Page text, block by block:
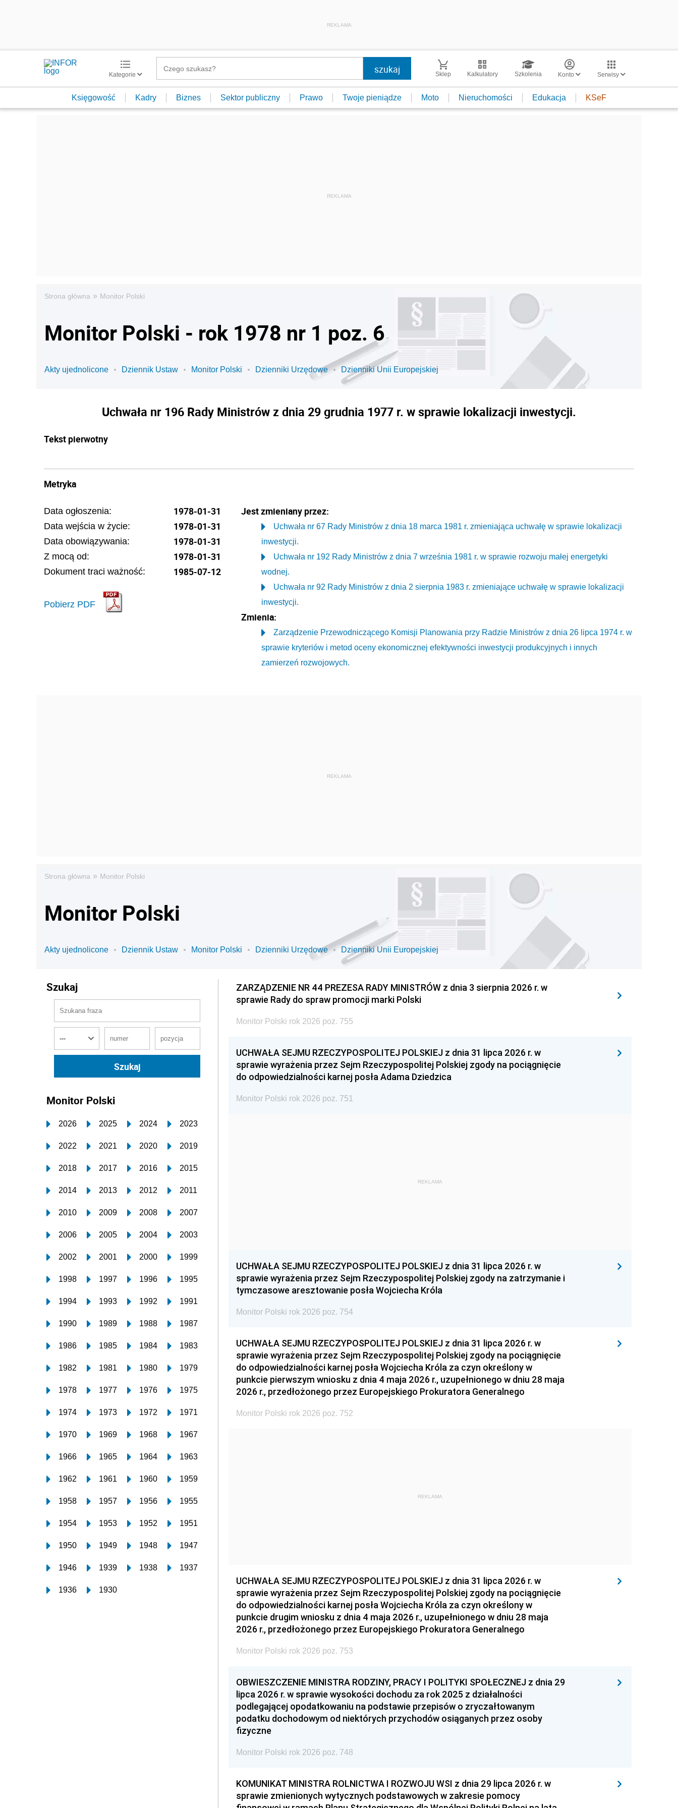
REKLAMA
Kategorie Sklep Kalkulatory Szkolenia Konto Serwisy
Księgowość Kadry Biznes Sektor publiczny Prawo Twoje pieniądze Moto Nieruchomości Edukacja KSeF
Strona główna » Monitor Polski
Monitor Polski - rok 1978 nr 1 poz. 6
Akty ujednolicone Dziennik Ustaw Monitor Polski Dzienniki Urzędowe Dzienniki Unii Europejskiej
Uchwała nr 196 Rady Ministrów z dnia 29 grudnia 1977 r. w sprawie lokalizacji inwestycji.
Tekst pierwotny
Metryka
Data ogłoszenia: 1978-01-31
Data wejścia w życie: 1978-01-31
Data obowiązywania: 1978-01-31
Z mocą od: 1978-01-31
Dokument traci ważność: 1985-07-12
Pobierz PDF
Jest zmieniany przez:
Uchwała nr 67 Rady Ministrów z dnia 18 marca 1981 r. zmieniająca uchwałę w sprawie lokalizacji
inwestycji.
Uchwała nr 192 Rady Ministrów z dnia 7 września 1981 r. w sprawie rozwoju małej energetyki
wodnej.
Uchwała nr 92 Rady Ministrów z dnia 2 sierpnia 1983 r. zmieniające uchwałę w sprawie lokalizacji
inwestycji.
Zmienia:
Zarządzenie Przewodniczącego Komisji Planowania przy Radzie Ministrów z dnia 26 lipca 1974 r. w
sprawie kryteriów i metod oceny ekonomicznej efektywności inwestycji produkcyjnych i innych
zamierzeń rozwojowych.
Strona główna » Monitor Polski
Monitor Polski
Akty ujednolicone Dziennik Ustaw Monitor Polski Dzienniki Urzędowe Dzienniki Unii Europejskiej
Szukaj
Monitor Polski
2026 2025 2024 2023
2022 2021 2020 2019
2018 2017 2016 2015
2014 2013 2012 2011
2010 2009 2008 2007
2006 2005 2004 2003
2002 2001 2000 1999
1998 1997 1996 1995
1994 1993 1992 1991
1990 1989 1988 1987
1986 1985 1984 1983
1982 1981 1980 1979
1978 1977 1976 1975
1974 1973 1972 1971
1970 1969 1968 1967
1966 1965 1964 1963
1962 1961 1960 1959
1958 1957 1956 1955
1954 1953 1952 1951
1950 1949 1948 1947
1946 1939 1938 1937
1936 1930
ZARZĄDZENIE NR 44 PREZESA RADY MINISTRÓW z dnia 3 sierpnia 2026 r. w
sprawie Rady do spraw promocji marki Polski
Monitor Polski rok 2026 poz. 755
UCHWAŁA SEJMU RZECZYPOSPOLITEJ POLSKIEJ z dnia 31 lipca 2026 r. w
sprawie wyrażenia przez Sejm Rzeczypospolitej Polskiej zgody na pociągnięcie
do odpowiedzialności karnej posła Adama Dziedzica
Monitor Polski rok 2026 poz. 751
REKLAMA
UCHWAŁA SEJMU RZECZYPOSPOLITEJ POLSKIEJ z dnia 31 lipca 2026 r. w
sprawie wyrażenia przez Sejm Rzeczypospolitej Polskiej zgody na zatrzymanie i
tymczasowe aresztowanie posła Wojciecha Króla
Monitor Polski rok 2026 poz. 754
UCHWAŁA SEJMU RZECZYPOSPOLITEJ POLSKIEJ z dnia 31 lipca 2026 r. w
sprawie wyrażenia przez Sejm Rzeczypospolitej Polskiej zgody na pociągnięcie
do odpowiedzialności karnej posła Wojciecha Króla za czyn określony w
punkcie pierwszym wniosku z dnia 4 maja 2026 r., uzupełnionego w dniu 28 maja
2026 r., przedłożonego przez Europejskiego Prokuratora Generalnego
Monitor Polski rok 2026 poz. 752
REKLAMA
UCHWAŁA SEJMU RZECZYPOSPOLITEJ POLSKIEJ z dnia 31 lipca 2026 r. w
sprawie wyrażenia przez Sejm Rzeczypospolitej Polskiej zgody na pociągnięcie
do odpowiedzialności karnej posła Wojciecha Króla za czyn określony w
punkcie drugim wniosku z dnia 4 maja 2026 r., uzupełnionego w dniu 28 maja
2026 r., przedłożonego przez Europejskiego Prokuratora Generalnego
Monitor Polski rok 2026 poz. 753
OBWIESZCZENIE MINISTRA RODZINY, PRACY I POLITYKI SPOŁECZNEJ z dnia 29
lipca 2026 r. w sprawie wysokości dochodu za rok 2025 z działalności
podlegającej opodatkowaniu na podstawie przepisów o zryczałtowanym
podatku dochodowym od niektórych przychodów osiąganych przez osoby
fizyczne
Monitor Polski rok 2026 poz. 748
KOMUNIKAT MINISTRA ROLNICTWA I ROZWOJU WSI z dnia 29 lipca 2026 r. w
sprawie zmienionych wytycznych podstawowych w zakresie pomocy